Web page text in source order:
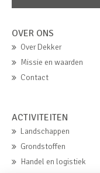
OVER ONS
Over Dekker
Missie en waarden
Contact
ACTIVITEITEN
Landschappen
Grondstoffen
Handel en logistiek